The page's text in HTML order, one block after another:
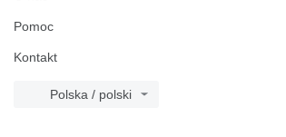
Pomoc
Kontakt
Polska / polski